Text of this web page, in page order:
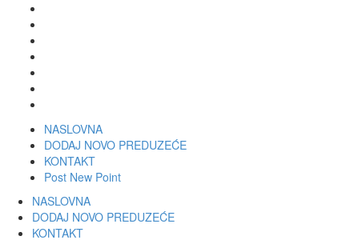
NASLOVNA
DODAJ NOVO PREDUZEĆE
KONTAKT
Post New Point
NASLOVNA
DODAJ NOVO PREDUZEĆE
KONTAKT